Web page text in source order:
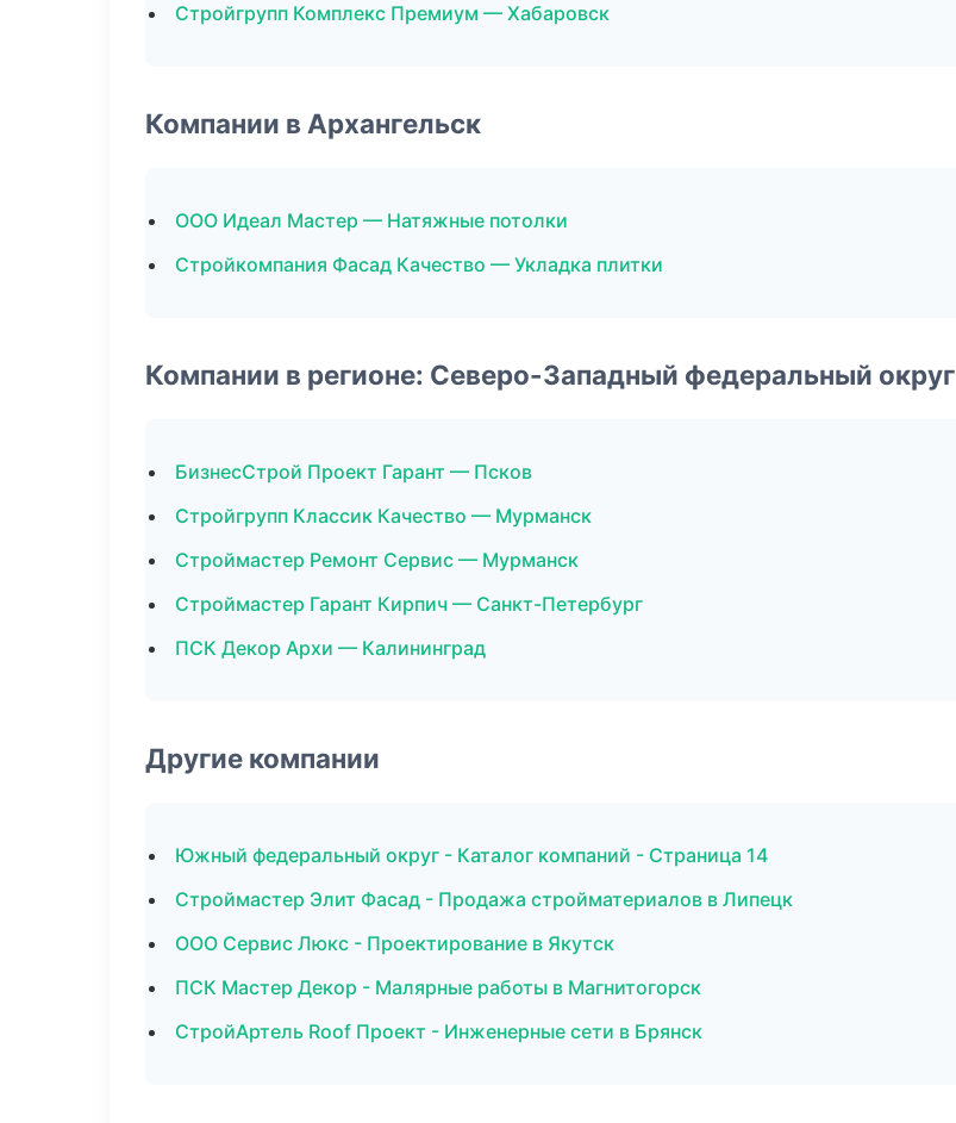
Стройгрупп Комплекс Премиум — Хабаровск
Компании в Архангельск
ООО Идеал Мастер — Натяжные потолки
Стройкомпания Фасад Качество — Укладка плитки
Компании в регионе: Северо-Западный федеральный округ
БизнесСтрой Проект Гарант — Псков
Стройгрупп Классик Качество — Мурманск
Строймастер Ремонт Сервис — Мурманск
Строймастер Гарант Кирпич — Санкт-Петербург
ПСК Декор Архи — Калининград
Другие компании
Южный федеральный округ - Каталог компаний - Страница 14
Строймастер Элит Фасад - Продажа стройматериалов в Липецк
ООО Сервис Люкс - Проектирование в Якутск
ПСК Мастер Декор - Малярные работы в Магнитогорск
СтройАртель Roof Проект - Инженерные сети в Брянск